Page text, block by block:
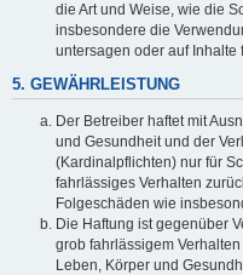
die Art und Weise, wie die
insbesondere die
untersagen oder auf Inhalte
5. GEWÄHRLEISTUNG
Der Betreiber haftet mit
und Gesundheit und der
(Kardinalpflichten) nur für
fahrlässiges Verhalten
Folgeschäden wie
Die Haftung ist gegenüber
grob fahrlässigem
Leben, Körper und